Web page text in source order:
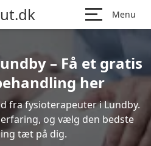
Menu
– Få et gratis
her
fra fysioterapeuter i Lundby.
og vælg den bedste
tæt på dig.